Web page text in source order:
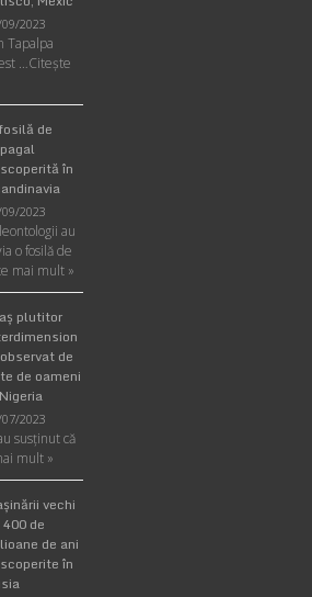
2023
Tapalpa
…Citește
de
în
2023
au
o fosilă de
mai mult »
plutitor
de
de oameni
2023
susținut că
mult »
vechi
400 de
de ani
în